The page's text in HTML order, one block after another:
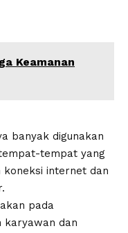
Keamanan
banyak digunakan
tempat yang
koneksi internet dan
pada
karyawan dan